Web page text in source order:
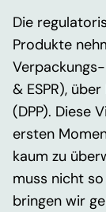
Die
Produkte
Verpackungs-
& ESPR), über
(DPP). Diese
ersten
kaum zu
muss nicht so
bringen wir